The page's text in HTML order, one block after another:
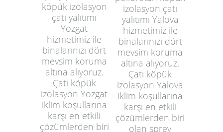
köpük izolasyon
çatı yalıtımı
Yozgat
hizmetimiz ile
binalarınızı dört
mevsim koruma
altına alıyoruz.
Çatı köpük
izolasyon Yozgat
iklim koşullarına
karşı en etkili
çözümlerden biri
izolasyon çatı
yalıtımı Yalova
hizmetimiz ile
binalarınızı dört
mevsim koruma
altına alıyoruz.
Çatı köpük
izolasyon Yalova
iklim koşullarına
karşı en etkili
çözümlerden biri
olan sprey